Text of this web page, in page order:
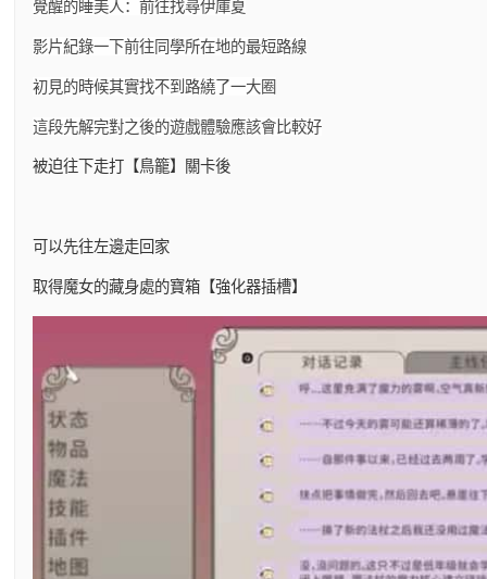
覺醒的睡美人：前往找尋伊庫夏
影片紀錄一下前往同學所在地的最短路線
初見的時候其實找不到路繞了一大圈
這段先解完對之後的遊戲體驗應該會比較好
被迫往下走打【鳥籠】關卡後
可以先往左邊走回家
取得魔女的藏身處的寶箱【強化器插槽】